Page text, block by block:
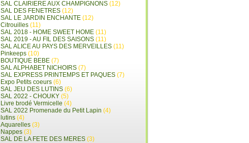
SAL CLAIRIERE AUX CHAMPIGNONS (12)
SAL DES FENETRES (12)
SAL LE JARDIN ENCHANTE (12)
Citrouilles (11)
SAL 2018 - HOME SWEET HOME (11)
SAL 2019 - AU FIL DES SAISONS (11)
SAL ALICE AU PAYS DES MERVEILLES (11)
Pinkeeps (10)
BOUTIQUE BEBE (7)
SAL ALPHABET NICHOIRS (7)
SAL EXPRESS PRINTEMPS ET PAQUES (7)
Expo Petits coeurs (6)
SAL JEU DES LUTINS (6)
SAL 2022 - CHOUKY (5)
Livre brodé Vermicelle (4)
SAL 2022 Promenade du Petit Lapin (4)
lutins (4)
Aquarelles (3)
Nappes (3)
SAL DE LA FETE DES MERES (3)